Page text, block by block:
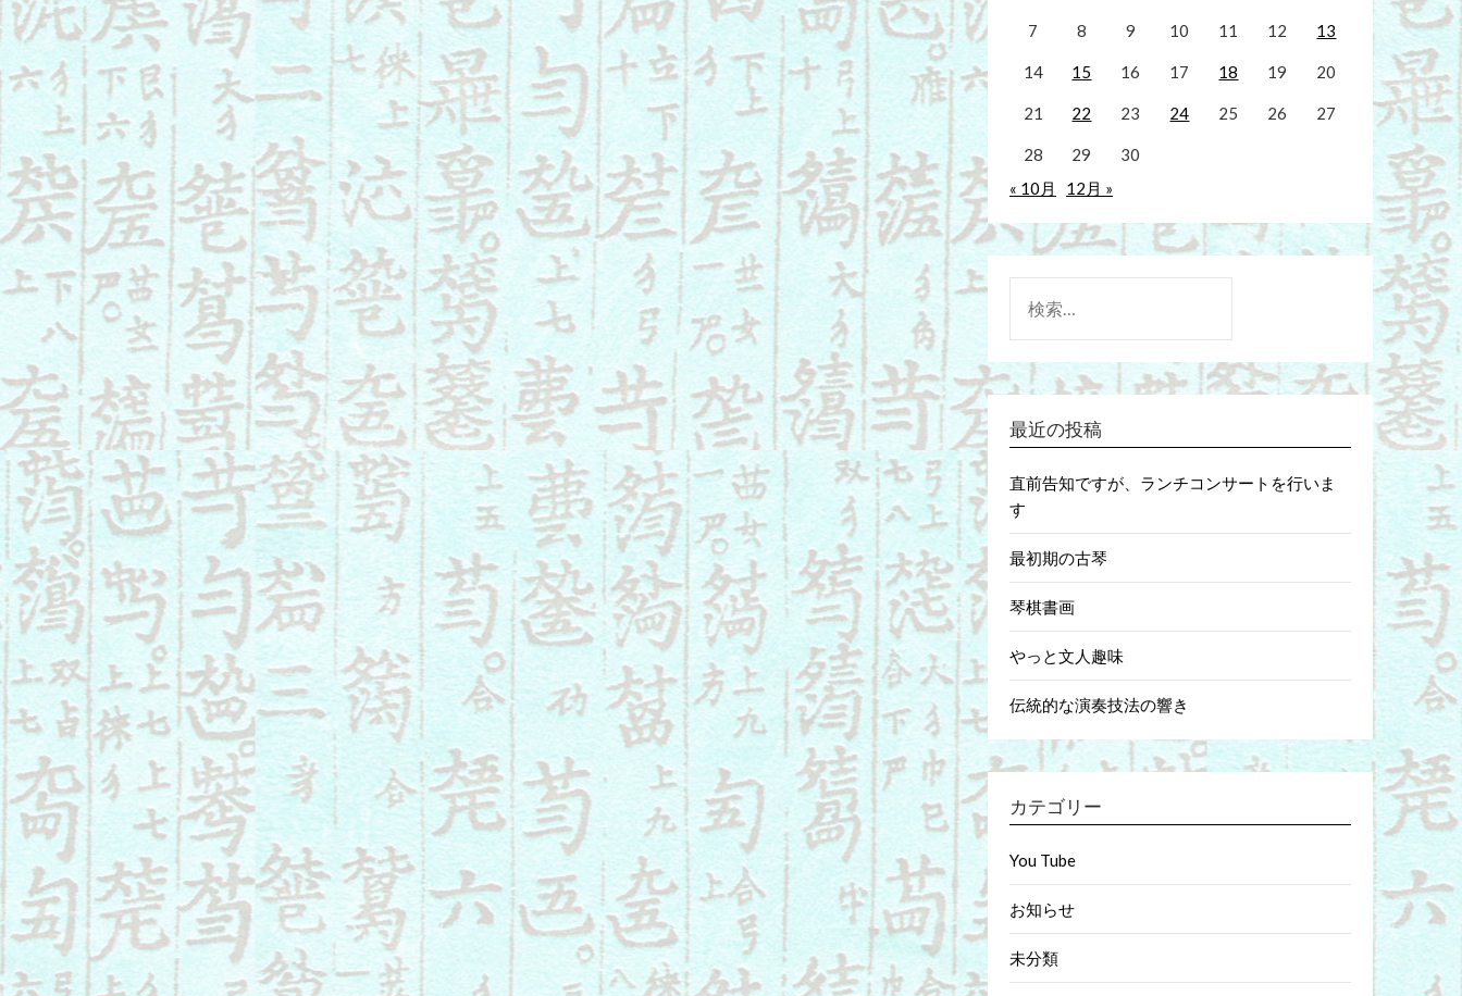
7 8 9 10 11 12 13
14 15 16 17 18 19 20
21 22 23 24 25 26 27
28 29
30
« 10月
12月 »
索:
最近の投稿
直前告知ですが、ランチコンサートを行いま
す
最初期の古琴
琴棋書画
やっと文人趣味
伝統的な演奏技法の響き
カテゴリー
You Tube
お知らせ
未分類